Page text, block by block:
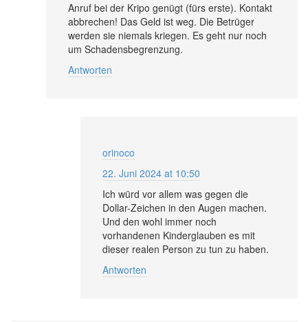
Anruf bei der Kripo genügt (fürs erste). Kontakt
abbrechen! Das Geld ist weg. Die Betrüger
werden sie niemals kriegen. Es geht nur noch
um Schadensbegrenzung.
Antworten
orinoco
22. Juni 2024 at 10:50
Ich würd vor allem was gegen die
Dollar-Zeichen in den Augen machen.
Und den wohl immer noch
vorhandenen Kinderglauben es mit
dieser realen Person zu tun zu haben.
Antworten